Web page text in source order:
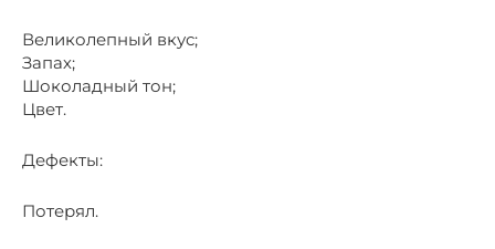
Великолепный вкус;
Запах;
Шоколадный тон;
Цвет.
Дефекты:
Потерял.